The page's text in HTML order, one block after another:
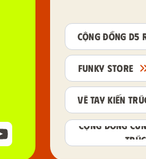
CỘNG ĐỒNG D5
FUNKY STORE
VẼ TAY KIẾN
CỘNG ĐỒNG
TRÚC